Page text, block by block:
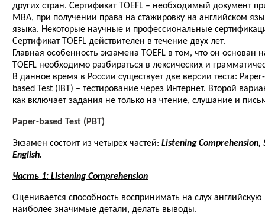
других стран. Сертификат TOEFL – необходимый документ
MBA, при получении права на стажировку на английском
языка. Некоторые научные и профессиональные
Сертификат TOEFL действителен в течение двух лет.
Главная особенность экзамена TOEFL в том, что он
TOEFL необходимо разбираться в лексических и
В данное время в России существует две версии теста:
based Test (iBT) – тестирование через Интернет. Второй
как включает задания не только на чтение, слушание и
Paper-based Test (PBT)
Экзамен состоит из четырех частей: Listening
English.
Часть 1: Listening Comprehension
Оценивается способность воспринимать на слух
наиболее значимые детали, делать выводы.